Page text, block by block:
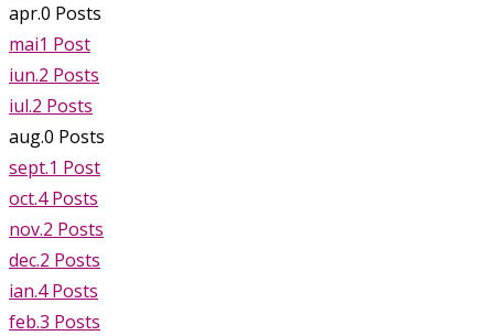
apr.0 Posts
mai1 Post
iun.2 Posts
iul.2 Posts
aug.0 Posts
sept.1 Post
oct.4 Posts
nov.2 Posts
dec.2 Posts
ian.4 Posts
feb.3 Posts